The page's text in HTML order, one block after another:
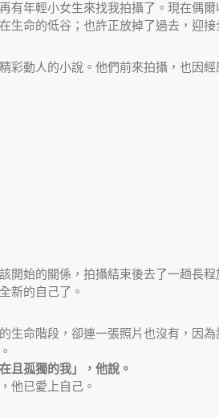
有年輕小女生來找我拍攝了。現在偶
生命的低谷；也許正放掉了過去，迎接
彩動人的小說。他們前來拍攝，也因
開始的關係，拍攝結束後去了一趟長程
新的自己了。
生命階段，卻連一張照片也沒有，因
且孤獨的我」，他說。
他已愛上自己。